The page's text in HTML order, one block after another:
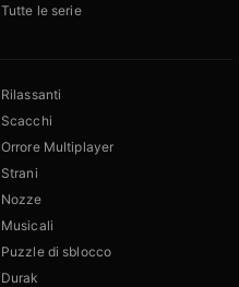
Tutte le serie
Rilassanti
Scacchi
Orrore Multiplayer
Strani
Nozze
Musicali
Puzzle di sblocco
Durak